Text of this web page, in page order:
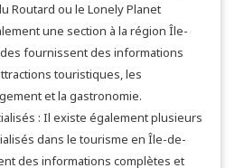
Routard ou le Lonely Planet
une section à la région Île-
fournissent des informations
touristiques, les
et la gastronomie.
: Il existe également plusieurs
dans le tourisme en Île-de-
des informations complètes et